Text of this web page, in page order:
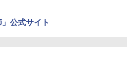
公式サイト